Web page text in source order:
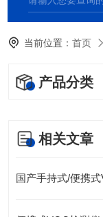
当前位置：首页
产品分类
相关文章